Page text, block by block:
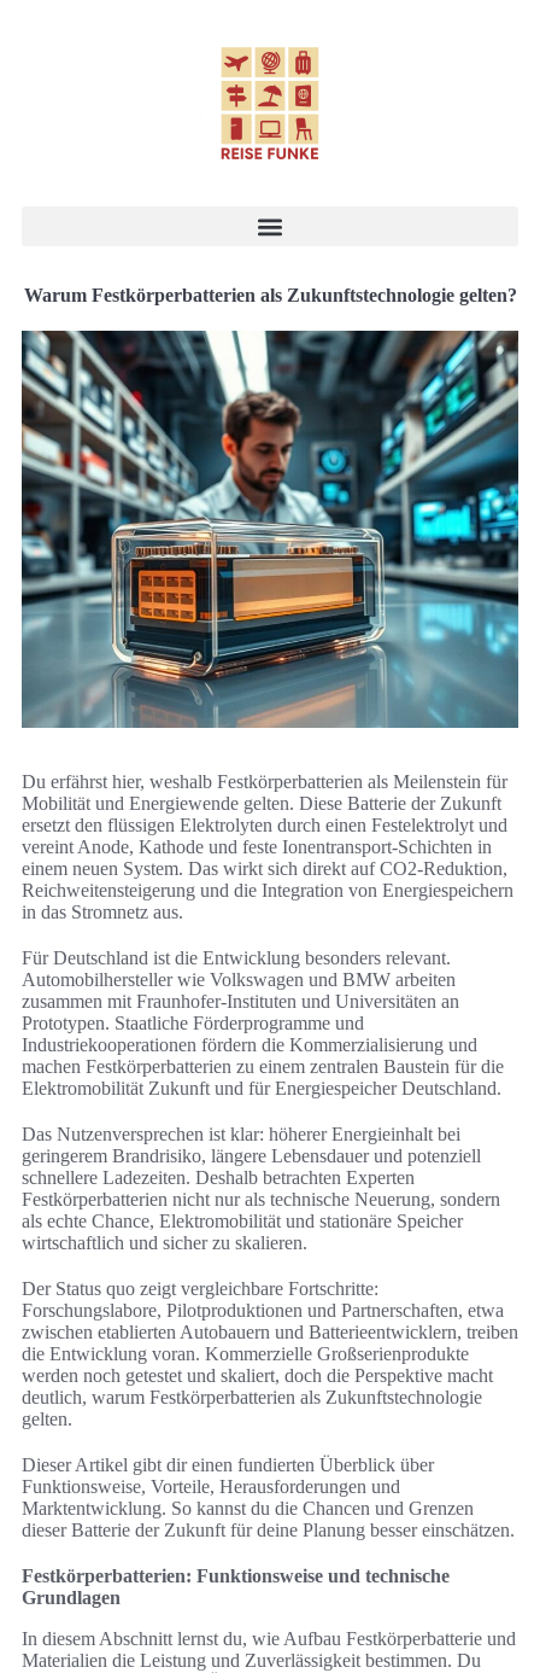
Warum Festkörperbatterien als Zukunftstechnologie gelten?
Du erfährst hier, weshalb Festkörperbatterien als Meilenstein für
Mobilität und Energiewende gelten. Diese Batterie der Zukunft
ersetzt den flüssigen Elektrolyten durch einen Festelektrolyt und
vereint Anode, Kathode und feste Ionentransport-Schichten in
einem neuen System. Das wirkt sich direkt auf CO2-Reduktion,
Reichweitensteigerung und die Integration von Energiespeichern
in das Stromnetz aus.
Für Deutschland ist die Entwicklung besonders relevant.
Automobilhersteller wie Volkswagen und BMW arbeiten
zusammen mit Fraunhofer-Instituten und Universitäten an
Prototypen. Staatliche Förderprogramme und
Industriekooperationen fördern die Kommerzialisierung und
machen Festkörperbatterien zu einem zentralen Baustein für die
Elektromobilität Zukunft und für Energiespeicher Deutschland.
Das Nutzenversprechen ist klar: höherer Energieinhalt bei
geringerem Brandrisiko, längere Lebensdauer und potenziell
schnellere Ladezeiten. Deshalb betrachten Experten
Festkörperbatterien nicht nur als technische Neuerung, sondern
als echte Chance, Elektromobilität und stationäre Speicher
wirtschaftlich und sicher zu skalieren.
Der Status quo zeigt vergleichbare Fortschritte:
Forschungslabore, Pilotproduktionen und Partnerschaften, etwa
zwischen etablierten Autobauern und Batterieentwicklern, treiben
die Entwicklung voran. Kommerzielle Großserienprodukte
werden noch getestet und skaliert, doch die Perspektive macht
deutlich, warum Festkörperbatterien als Zukunftstechnologie
gelten.
Dieser Artikel gibt dir einen fundierten Überblick über
Funktionsweise, Vorteile, Herausforderungen und
Marktentwicklung. So kannst du die Chancen und Grenzen
dieser Batterie der Zukunft für deine Planung besser einschätzen.
Festkörperbatterien: Funktionsweise und technische
Grundlagen
In diesem Abschnitt lernst du, wie Aufbau Festkörperbatterie und
Materialien die Leistung und Zuverlässigkeit bestimmen. Du